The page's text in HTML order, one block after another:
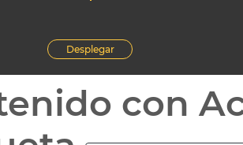
Desplegar
con